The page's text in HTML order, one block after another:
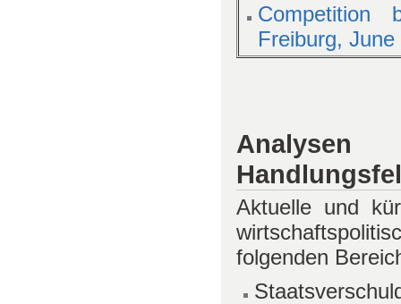
Competition
Freiburg,
Analysen
Aktuelle und
folgenden